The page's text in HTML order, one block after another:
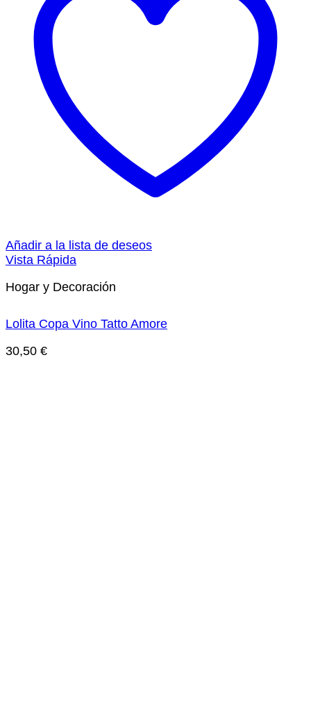
Añadir a la lista de deseos
Vista Rápida
Hogar y Decoración
Lolita Copa Vino Tatto Amore
30,50 €